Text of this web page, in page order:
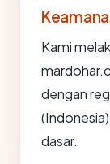
Kami
dengan
dasar.